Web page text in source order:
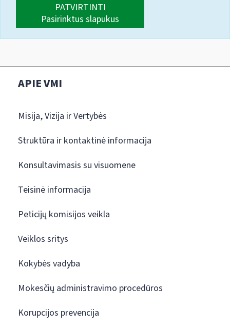
PATVIRTINTI
Pasirinktus slapukus
APIE VMI
Misija, Vizija ir Vertybės
Struktūra ir kontaktinė informacija
Konsultavimasis su visuomene
Teisinė informacija
Peticijų komisijos veikla
Veiklos sritys
Kokybės vadyba
Mokesčių administravimo procedūros
Korupcijos prevencija